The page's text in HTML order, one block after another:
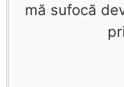
mă sufocă